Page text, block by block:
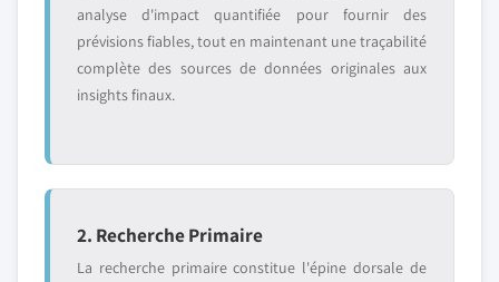
analyse d'impact quantifiée pour fournir des
prévisions fiables, tout en maintenant une traçabilité
complète des sources de données originales aux
insights finaux.
2. Recherche Primaire
La recherche primaire constitue l'épine dorsale de